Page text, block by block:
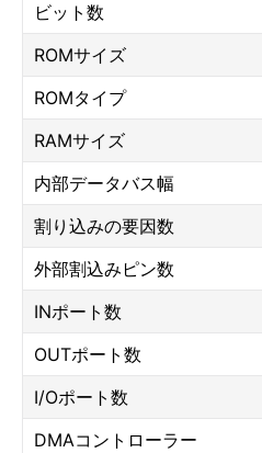
ビット数
ROMサイズ
ROMタイプ
RAMサイズ
内部データバス幅
割り込みの要因数
外部割込みピン数
INポート数
OUTポート数
I/Oポート数
DMAコントローラー